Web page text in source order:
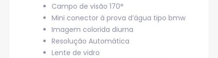
Campo de visão 170°
Mini conector à prova d’água tipo bmw
Imagem colorida diurna
Resolução Automática
Lente de vidro